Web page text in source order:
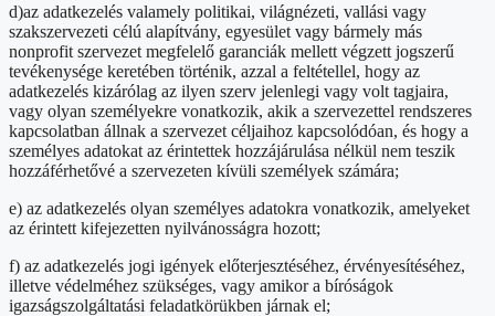
d)az adatkezelés valamely politikai, világnézeti, vallási vagy
szakszervezeti célú alapítvány, egyesület vagy bármely más
nonprofit szervezet megfelelő garanciák mellett végzett jogszerű
tevékenysége keretében történik, azzal a feltétellel, hogy az
adatkezelés kizárólag az ilyen szerv jelenlegi vagy volt tagjaira,
vagy olyan személyekre vonatkozik, akik a szervezettel rendszeres
kapcsolatban állnak a szervezet céljaihoz kapcsolódóan, és hogy a
személyes adatokat az érintettek hozzájárulása nélkül nem teszik
hozzáférhetővé a szervezeten kívüli személyek számára;
e) az adatkezelés olyan személyes adatokra vonatkozik, amelyeket
az érintett kifejezetten nyilvánosságra hozott;
f) az adatkezelés jogi igények előterjesztéséhez, érvényesítéséhez,
illetve védelméhez szükséges, vagy amikor a bíróságok
igazságszolgáltatási feladatkörükben járnak el;